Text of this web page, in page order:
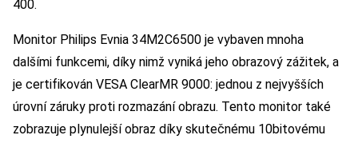
400.
Monitor Philips Evnia 34M2C6500 je vybaven mnoha
dalšími funkcemi, díky nimž vyniká jeho obrazový zážitek, a
je certifikován VESA ClearMR 9000: jednou z nejvyšších
úrovní záruky proti rozmazání obrazu. Tento monitor také
zobrazuje plynulejší obraz díky skutečnému 10bitovému